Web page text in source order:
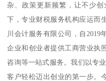
杂、政策更新频繁，让不少
下，专业财税服务机构应运而
川会计服务有限公司，自2019
企业和创业者提供工商营业执
咨询等一站式服务。我们以专
客户轻松迈出创业的第一步。